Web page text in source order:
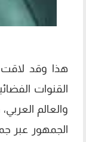
هذا وقد
القنوات
والعالم
الجمهور عبر